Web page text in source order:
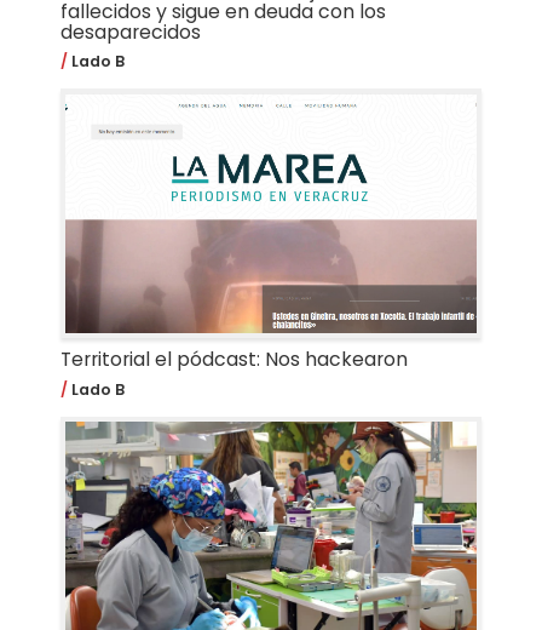
fallecidos y sigue en deuda con los
desaparecidos
Lado B
Territorial el pódcast: Nos hackearon
Lado B